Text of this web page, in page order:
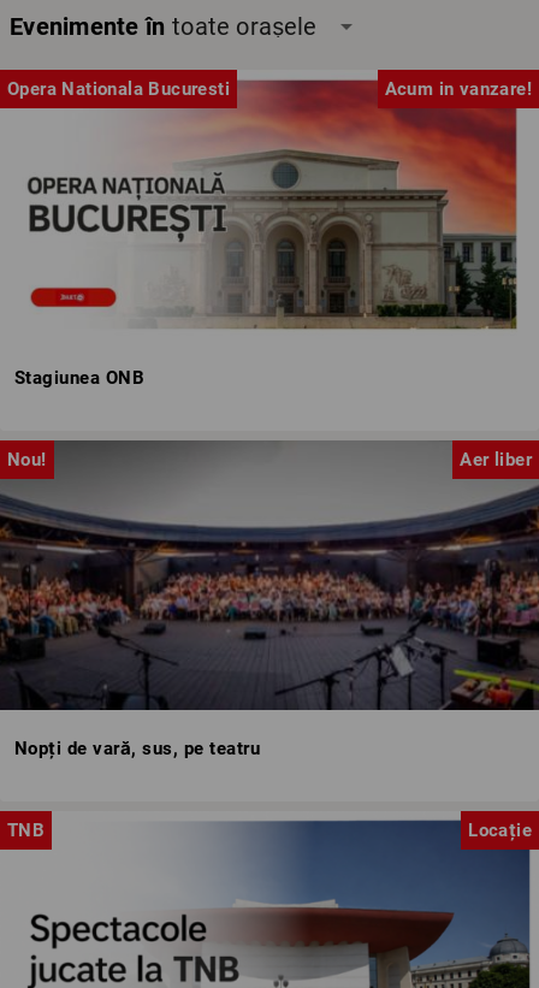
Evenimente în toate orașele arrow_drop_down
Opera Nationala Bucuresti Acum in vanzare!
Stagiunea ONB
Nou! Aer liber
Nopți de vară, sus, pe teatru
TNB Locație